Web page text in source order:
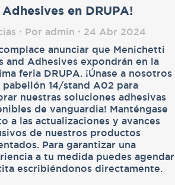
en DRUPA!
Por admin
24 Abr 2024
anunciar que Menichetti
and Adhesives expondrán en la
feria DRUPA. ¡Únase a nosotros
pabellón 14/stand A02 para
nuestras soluciones adhesivas
de vanguardia! Manténgase
a las actualizaciones y avances
de nuestros productos
Para garantizar una
a tu medida puedes agendar
escribiéndonos directamente.